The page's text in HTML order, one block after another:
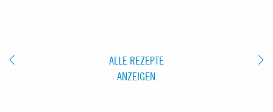
ALLE REZEPTE
ANZEIGEN